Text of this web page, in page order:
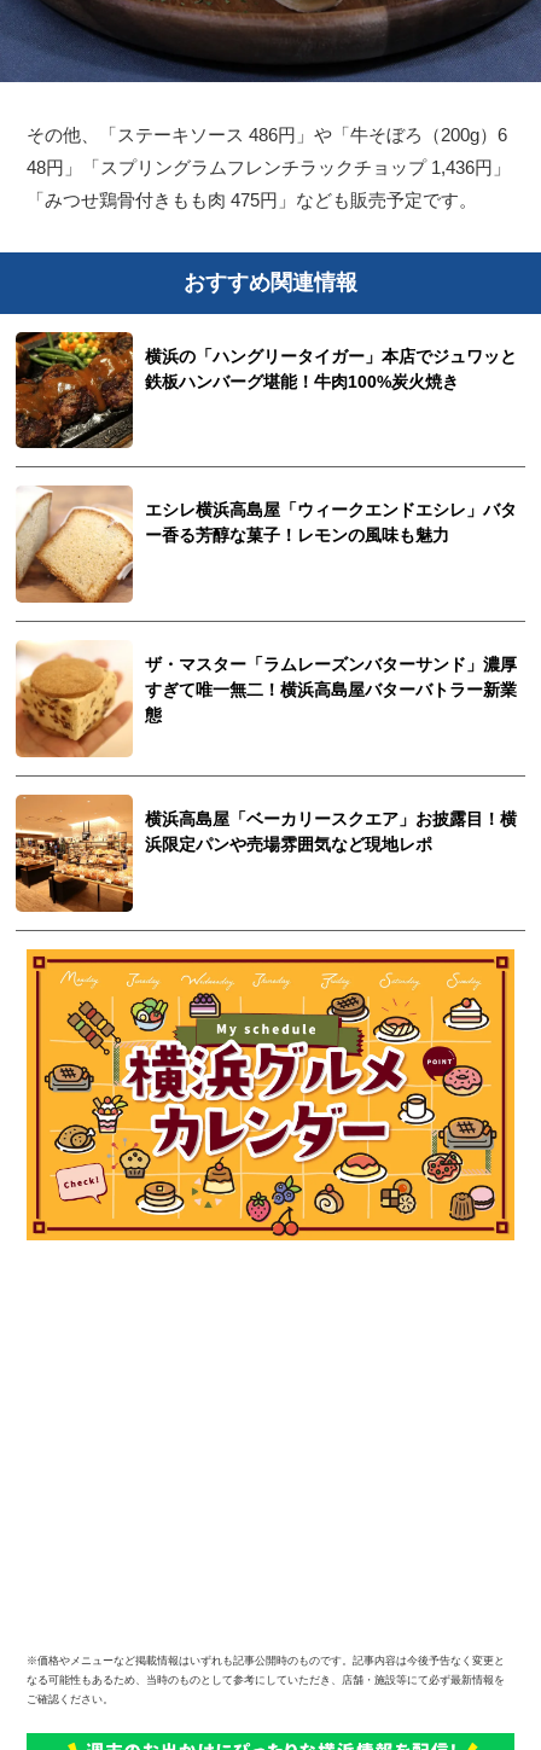
その他、「ステーキソース 486円」や「牛そぼろ（200g）6
48円」「スプリングラムフレンチラックチョップ 1,436円」
「みつせ鶏骨付きもも肉 475円」なども販売予定です。
おすすめ関連情報
横浜の「ハングリータイガー」本店でジュワッと
鉄板ハンバーグ堪能！牛肉100%炭火焼き
エシレ横浜高島屋「ウィークエンドエシレ」バタ
ー香る芳醇な菓子！レモンの風味も魅力
ザ・マスター「ラムレーズンバターサンド」濃厚
すぎて唯一無二！横浜高島屋バターバトラー新業
態
横浜高島屋「ベーカリースクエア」お披露目！横
浜限定パンや売場雰囲気など現地レポ
※価格やメニューなど掲載情報はいずれも記事公開時のものです。記事内容は今後予告なく変更と
なる可能性もあるため、当時のものとして参考にしていただき、店舗・施設等にて必ず最新情報を
ご確認ください。